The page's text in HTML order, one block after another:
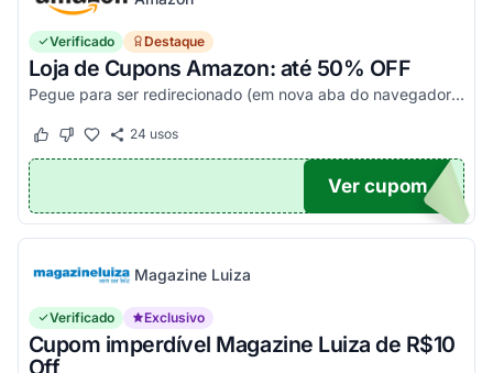
Verificado Destaque
Loja de Cupons Amazon: até 50% OFF
Pegue para ser redirecionado (em nova aba do navegador) e acesse todos os cupons disponíveis da Amazon Brasil. Aproveite para economizar nesse link. Corra e garanta já o seu descon...
Este cupom funcionou
Este cupom não funcionou
24 usos
TICO
Ver cupom
Magazine Luiza
Verificado Exclusivo
Cupom imperdível Magazine Luiza de R$10
Off